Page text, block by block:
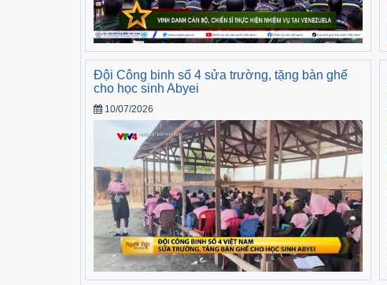
Đội Công binh số 4 sửa trường, tặng bàn ghế
cho học sinh Abyei
10/07/2026